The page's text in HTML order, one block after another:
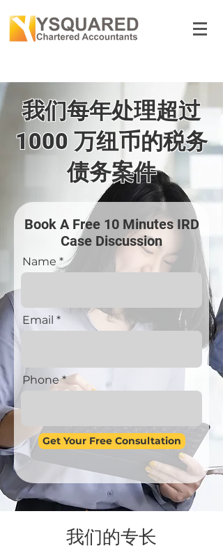
我们每年处理超过
1000 万纽币的税务
债务案件
Book A Free 10 Minutes IRD
Case Discussion
Name
Email
Phone
Get Your Free Consultation
我们的专长